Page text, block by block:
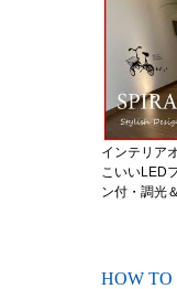
インテリア
こいいLED
ン付・調光